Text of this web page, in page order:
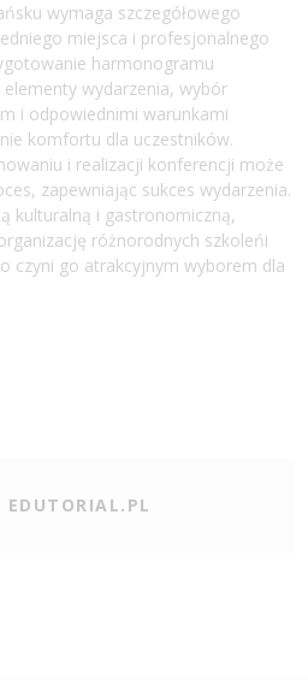
wymaga szczegółowego
miejsca i profesjonalnego
harmonogramu
wydarzenia, wybór
i odpowiednimi warunkami
komfortu dla uczestników.
i realizacji konferencji może
zapewniając sukces wydarzenia.
kulturalną i gastronomiczną,
różnorodnych szkoleńi
czyni go atrakcyjnym wyborem dla
EDUTORIAL.PL